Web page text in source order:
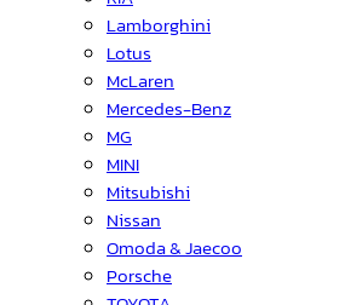
Lamborghini
Lotus
McLaren
Mercedes-Benz
MG
MINI
Mitsubishi
Nissan
Omoda & Jaecoo
Porsche